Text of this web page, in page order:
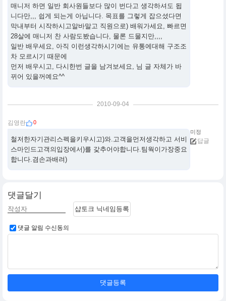
매니저 하면 일반 회사원들보다 많이 번다고 생각하셔도 됩
니다만,,, 쉽게 되는게 아닙니다. 목표를 그렇게 잡으셨다면
막내부터 시작하시고알바말고 직원으로) 배워가세요, 빠르면
28살에 매니저 찬 사람도봤습니다, 물론 드물지만,,,,
일반 배우세요, 아직 이런생각하시기에는 유통에대해 구조조
차 모르시기 때문에
먼저 배우시고, 다시한번 글을 남겨보세요, 님 글 자체가 바
뀌어 있을꺼예요^^
2010-09-04
김영란 0
철저한자기관리스펙을키우시고)와.고객을먼저생각하고 서비
스마인드고객의입장에서)를 갗추어야합니다.팀웍이가장중요
합니다.겸손과배려)
미정
답글
댓글달기
샵토크 닉네임등록
댓글 알림 수신동의
댓글등록